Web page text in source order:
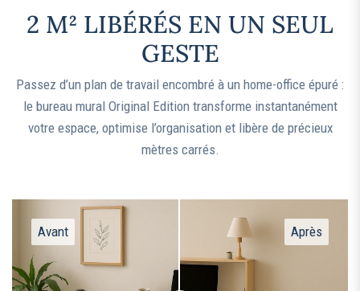
2 M² LIBÉRÉS EN UN SEUL
GESTE
Passez d’un plan de travail encombré à un home-office épuré :
le bureau mural Original Edition transforme instantanément
votre espace, optimise l’organisation et libère de précieux
mètres carrés.